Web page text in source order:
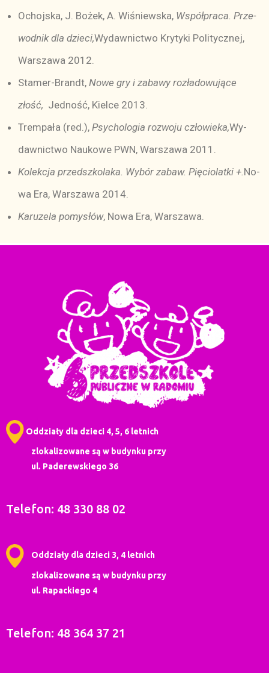
Ochoj­ska, J. Bo­żek, A. Wi­śniew­ska, Współ­pra­ca. Prze­
wod­nik dla dzie­ci,Wy­daw­nic­two Kry­ty­ki Po­li­tycz­nej,
War­sza­wa 2012.
Sta­me­r-Brandt, No­we gry i za­ba­wy roz­ła­do­wu­ją­ce
złość, Jed­ność, Kiel­ce 2013.
Trem­pa­ła (red.), Psy­cho­lo­gia roz­wo­ju czło­wie­ka,Wy­
daw­nic­two Nau­ko­we PWN, War­sza­wa 2011.
Ko­lek­cja przed­szko­la­ka. Wy­bór za­baw. Pię­cio­lat­ki +.No­
wa Era, War­sza­wa 2014.
Ka­ru­ze­la po­my­słów, No­wa Era, War­sza­wa.
Oddziały dla dzieci 4, 5, 6 letnich
zlokalizowane są w budynku przy
ul. Paderewskiego 36
Telefon: 48 330 88 02
Oddziały dla dzieci 3, 4 letnich
zlokalizowane są w budynku przy
ul. Rapackiego 4
Telefon: 48 364 37 21